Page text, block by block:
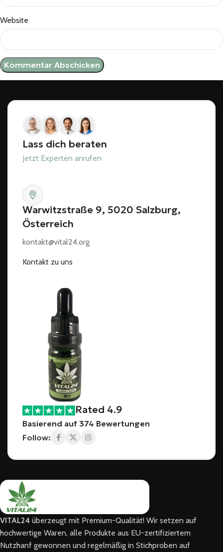
Website
Lass dich beraten
Jetzt Experten anrufen
Warwitzstraße 9, 5020 Salzburg,
Österreich
kontakt@vital24.org
Kontakt zu uns
Rated 4.9
Basierend auf 374 Bewertungen
Follow:
VITAL24 überzeugt mit Premium-Qualität! Wir setzen auf
hochwertige Waren, alle Produkte aus EU-zertifiziertem
Nutzhanf gewonnen und regelmäßig in Stichproben auf